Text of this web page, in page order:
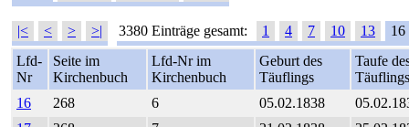
|< < > >| 3380 Einträge gesamt: 1 4 7 10 13
16
Lfd-
Nr
Seite im
Kirchenbuch
Lfd-Nr im
Kirchenbuch
Geburt des
Täuflings
Taufe
Täuflings
16
268 6 05.02.1838